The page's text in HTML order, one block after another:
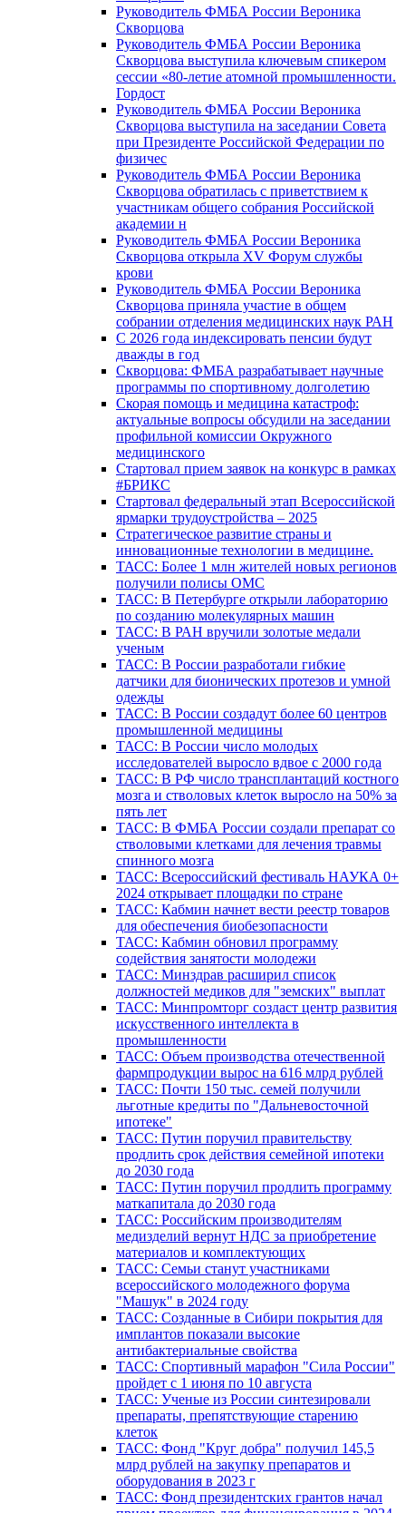
Руководитель ФМБА России Вероника
Скворцова
Руководитель ФМБА России Вероника
Скворцова выступила ключевым спикером
сессии «80-летие атомной промышленности.
Гордост
Руководитель ФМБА России Вероника
Скворцова выступила на заседании Совета
при Президенте Российской Федерации по
физичес
Руководитель ФМБА России Вероника
Скворцова обратилась с приветствием к
участникам общего собрания Российской
академии н
Руководитель ФМБА России Вероника
Скворцова открыла XV Форум службы
крови
Руководитель ФМБА России Вероника
Скворцова приняла участие в общем
собрании отделения медицинских наук РАН
С 2026 года индексировать пенсии будут
дважды в год
Скворцова: ФМБА разрабатывает научные
программы по спортивному долголетию
Скорая помощь и медицина катастроф:
актуальные вопросы обсудили на заседании
профильной комиссии Окружного
медицинского
Стартовал прием заявок на конкурс в рамках
#БРИКС
Стартовал федеральный этап Всероссийской
ярмарки трудоустройства – 2025
Стратегическое развитие страны и
инновационные технологии в медицине.
ТАСС: Более 1 млн жителей новых регионов
получили полисы ОМС
ТАСС: В Петербурге открыли лабораторию
по созданию молекулярных машин
ТАСС: В РАН вручили золотые медали
ученым
ТАСС: В России разработали гибкие
датчики для бионических протезов и умной
одежды
ТАСС: В России создадут более 60 центров
промышленной медицины
ТАСС: В России число молодых
исследователей выросло вдвое с 2000 года
ТАСС: В РФ число трансплантаций костного
мозга и стволовых клеток выросло на 50% за
пять лет
ТАСС: В ФМБА России создали препарат со
стволовыми клетками для лечения травмы
спинного мозга
ТАСС: Всероссийский фестиваль НАУКА 0+
2024 открывает площадки по стране
ТАСС: Кабмин начнет вести реестр товаров
для обеспечения биобезопасности
ТАСС: Кабмин обновил программу
содействия занятости молодежи
ТАСС: Минздрав расширил список
должностей медиков для "земских" выплат
ТАСС: Минпромторг создаст центр развития
искусственного интеллекта в
промышленности
ТАСС: Объем производства отечественной
фармпродукции вырос на 616 млрд рублей
ТАСС: Почти 150 тыс. семей получили
льготные кредиты по "Дальневосточной
ипотеке"
ТАСС: Путин поручил правительству
продлить срок действия семейной ипотеки
до 2030 года
ТАСС: Путин поручил продлить программу
маткапитала до 2030 года
ТАСС: Российским производителям
медизделий вернут НДС за приобретение
материалов и комплектующих
ТАСС: Семьи станут участниками
всероссийского молодежного форума
"Машук" в 2024 году
ТАСС: Созданные в Сибири покрытия для
имплантов показали высокие
антибактериальные свойства
ТАСС: Спортивный марафон "Сила России"
пройдет с 1 июня по 10 августа
ТАСС: Ученые из России синтезировали
препараты, препятствующие старению
клеток
ТАСС: Фонд "Круг добра" получил 145,5
млрд рублей на закупку препаратов и
оборудования в 2023 г
ТАСС: Фонд президентских грантов начал